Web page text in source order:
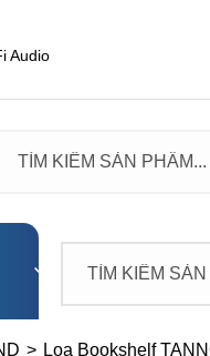
Audio
> Loa Bookshelf